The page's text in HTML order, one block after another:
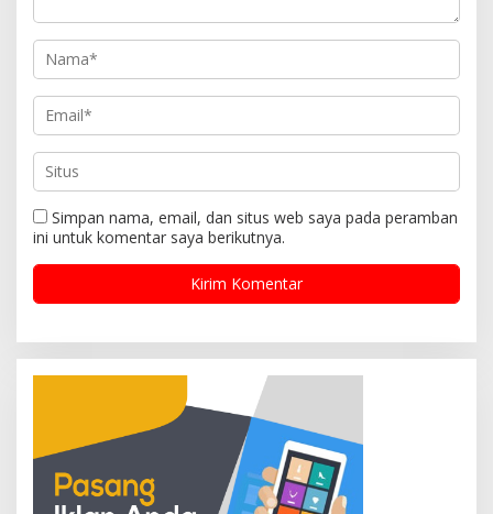
Simpan nama, email, dan situs web saya pada peramban
ini untuk komentar saya berikutnya.